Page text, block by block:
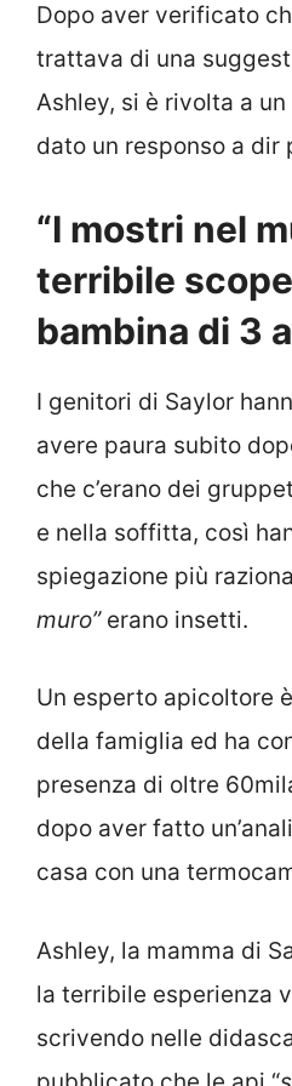
Dopo aver verificato
trattava di una
Ashley, si è rivolta a
dato un responso a
“I mostri nel
terribile
bambina di 3
I genitori di Saylor
avere paura subito
che c’erano dei
e nella soffitta, così
spiegazione più
muro” erano insetti.
Un esperto apicoltore
della famiglia ed ha
presenza di oltre
dopo aver fatto
casa con una
Ashley, la mamma di
la terribile esperienza
scrivendo nelle